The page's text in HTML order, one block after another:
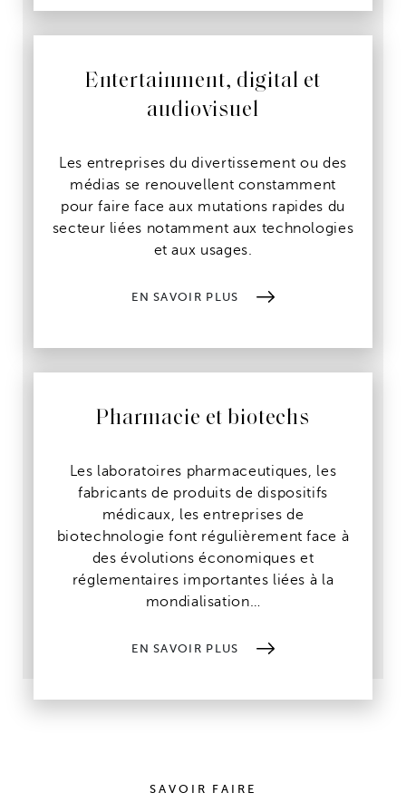
Entertainment, digital et
audiovisuel
Les entreprises du divertissement ou des
médias se renouvellent constamment
pour faire face aux mutations rapides du
secteur liées notamment aux technologies
et aux usages.
EN SAVOIR PLUS
Pharmacie et biotechs
Les laboratoires pharmaceutiques, les
fabricants de produits de dispositifs
médicaux, les entreprises de
biotechnologie font régulièrement face à
des évolutions économiques et
réglementaires importantes liées à la
mondialisation…
EN SAVOIR PLUS
SAVOIR FAIRE